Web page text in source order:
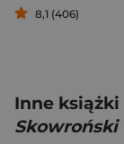
8,1 (406)
Inne książki
Skowroński